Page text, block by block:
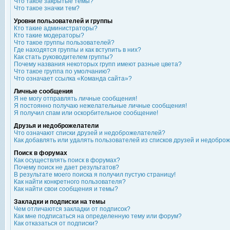
Что такое значки тем?
Уровни пользователей и группы
Кто такие администраторы?
Кто такие модераторы?
Что такое группы пользователей?
Где находятся группы и как вступить в них?
Как стать руководителем группы?
Почему названия некоторых групп имеют разные цвета?
Что такое группа по умолчанию?
Что означает ссылка «Команда сайта»?
Личные сообщения
Я не могу отправлять личные сообщения!
Я постоянно получаю нежелательные личные сообщения!
Я получил спам или оскорбительное сообщение!
Друзья и недоброжелатели
Что означают списки друзей и недоброжелателей?
Как добавлять или удалять пользователей из списков друзей и
Поиск в форумах
Как осуществлять поиск в форумах?
Почему поиск не дает результатов?
В результате моего поиска я получил пустую страницу!
Как найти конкретного пользователя?
Как найти свои сообщения и темы?
Закладки и подписки на темы
Чем отличаются закладки от подписок?
Как мне подписаться на определенную тему или форум?
Как отказаться от подписки?